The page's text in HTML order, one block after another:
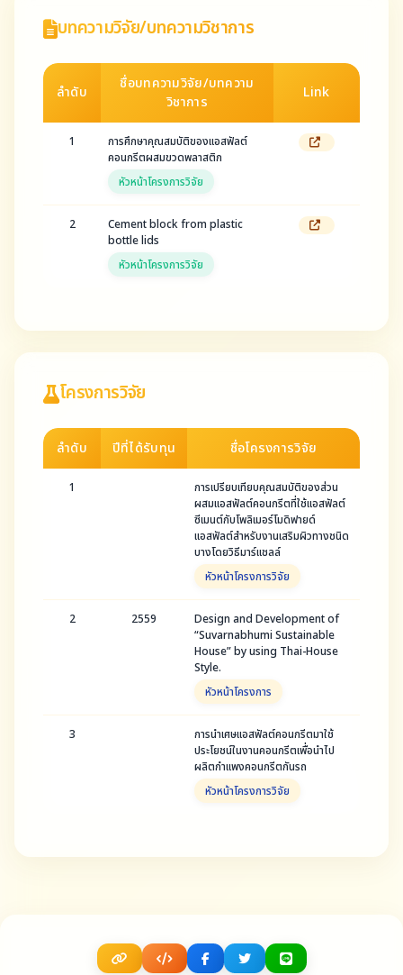
บทความวิจัย/บทความวิชาการ
ลำดับ
ชื่อบทความวิจัย/บทความ
วิชาการ
Link
1
การศึกษาคุณสมบัติของแอสฟัลต์
คอนกรีตผสมขวดพลาสติก
หัวหน้าโครงการวิจัย
2
Cement block from plastic
bottle lids
หัวหน้าโครงการวิจัย
โครงการวิจัย
ลำดับ ปีที่ได้รับทุน ชื่อโครงการวิจัย
1
การเปรียบเทียบคุณสมบัติของส่วน
ผสมแอสฟัลต์คอนกรีตที่ใช้แอสฟัลต์
ซีเมนต์กับโพลิเมอร์โมดิฟายด์
แอสฟัลต์สำหรับงานเสริมผิวทางชนิด
บางโดยวิธีมาร์แชลล์
หัวหน้าโครงการวิจัย
2 2559
Design and Development of
“Suvarnabhumi Sustainable
House” by using Thai-House
Style.
หัวหน้าโครงการ
3
การนำเศษแอสฟัลต์คอนกรีตมาใช้
ประโยชน์ในงานคอนกรีตเพื่อนำไป
ผลิตกำแพงคอนกรีตกันรถ
หัวหน้าโครงการวิจัย